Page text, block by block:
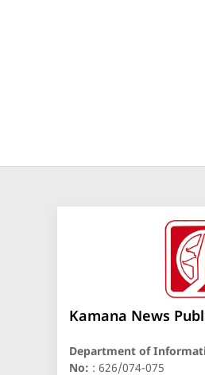
Kamana News
Department of
No: : 626/074-075